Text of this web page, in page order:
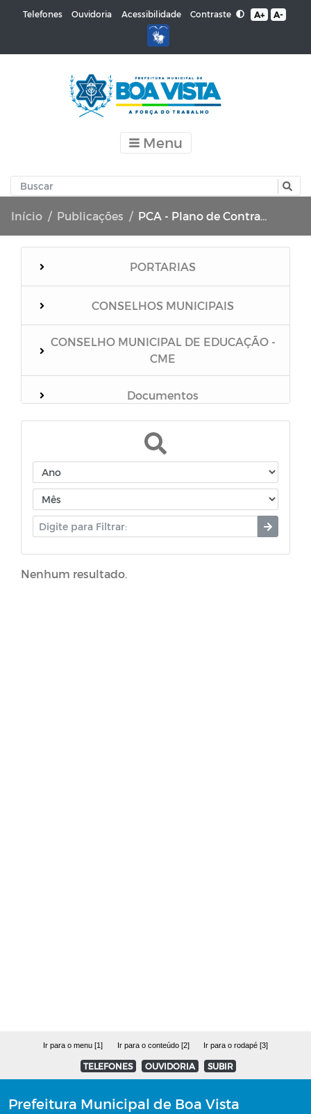
Telefones Ouvidoria Acessibilidade Contraste A+ A-
Menu
Início Publicações PCA - Plano de Contratações Anual
PORTARIAS
CONSELHOS MUNICIPAIS
CONSELHO MUNICIPAL DE EDUCAÇÃO -
CME
Documentos
Coronavírus
Campanhas
Cartilhas
Parecer do TCE/PB
PCA - Plano de Contratações Anual
Nenhum resultado.
Ir para o menu [1] Ir para o conteúdo [2] Ir para o rodapé [3]
TELEFONES OUVIDORIA SUBIR
Prefeitura Municipal de Boa Vista